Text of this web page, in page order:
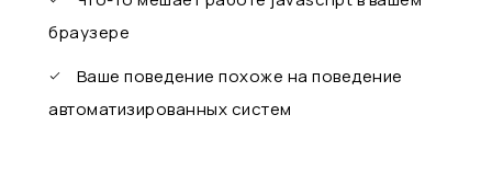
браузере
Ваше поведение похоже на поведение
автоматизированных систем